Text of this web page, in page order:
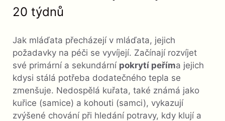
20 týdnů
Jak mláďata přecházejí v mláďata, jejich
požadavky na péči se vyvíjejí. Začínají rozvíjet
své primární a sekundární pokrytí peříma jejich
kdysi stálá potřeba dodatečného tepla se
zmenšuje. Nedospělá kuřata, také známá jako
kuřice (samice) a kohouti (samci), vykazují
zvýšené chování při hledání potravy, kdy klují a